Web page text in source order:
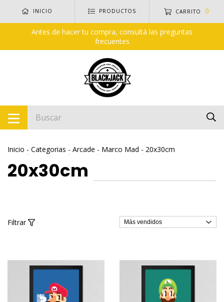
INICIO PRODUCTOS CARRITO 0
Antes de hacer tu compra, consultá las preguntas
frecuentes
Inicio - Categorias - Arcade - Marco Mad - 20x30cm
20x30cm
Filtrar